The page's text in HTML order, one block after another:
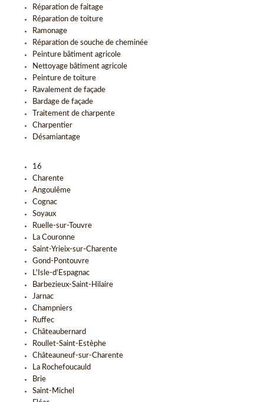
Réparation de faitage
Réparation de toiture
Ramonage
Réparation de souche de cheminée
Peinture bâtiment agricole
Nettoyage bâtiment agricole
Peinture de toiture
Ravalement de façade
Bardage de façade
Traitement de charpente
Charpentier
Désamiantage
16
Charente
Angoulême
Cognac
Soyaux
Ruelle-sur-Touvre
La Couronne
Saint-Yrieix-sur-Charente
Gond-Pontouvre
L'Isle-d'Espagnac
Barbezieux-Saint-Hilaire
Jarnac
Champniers
Ruffec
Châteaubernard
Roullet-Saint-Estèphe
Châteauneuf-sur-Charente
La Rochefoucauld
Brie
Saint-Michel